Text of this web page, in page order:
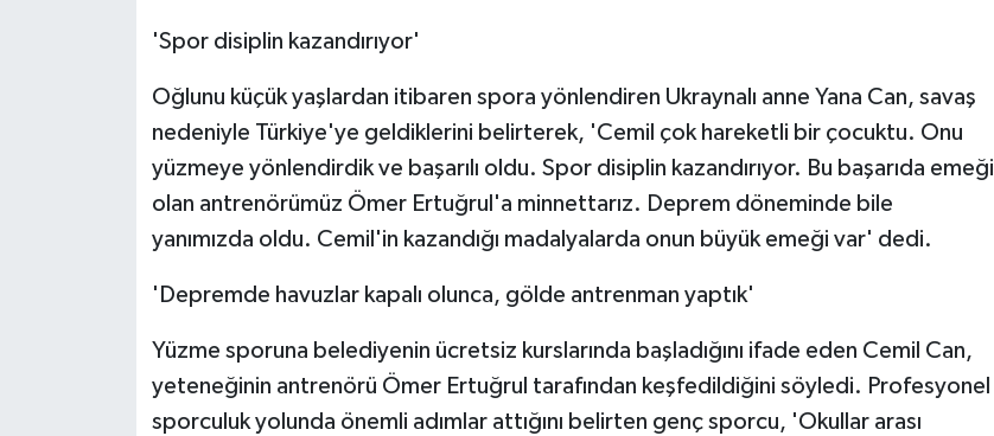
'Spor disiplin kazandırıyor'
Oğlunu küçük yaşlardan itibaren spora yönlendiren Ukraynalı anne Yana Can, savaş
nedeniyle Türkiye'ye geldiklerini belirterek, 'Cemil çok hareketli bir çocuktu. Onu
yüzmeye yönlendirdik ve başarılı oldu. Spor disiplin kazandırıyor. Bu başarıda emeği
olan antrenörümüz Ömer Ertuğrul'a minnettarız. Deprem döneminde bile
yanımızda oldu. Cemil'in kazandığı madalyalarda onun büyük emeği var' dedi.
'Depremde havuzlar kapalı olunca, gölde antrenman yaptık'
Yüzme sporuna belediyenin ücretsiz kurslarında başladığını ifade eden Cemil Can,
yeteneğinin antrenörü Ömer Ertuğrul tarafından keşfedildiğini söyledi. Profesyonel
sporculuk yolunda önemli adımlar attığını belirten genç sporcu, 'Okullar arası
MAGAZİN
Otomobil
TEKNOLOJİ